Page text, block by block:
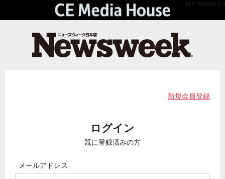
API Version 2.0
新規会員登録
ログイン
既に登録済みの方
メールアドレス